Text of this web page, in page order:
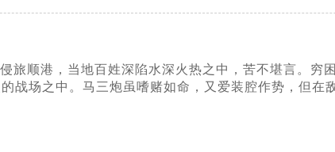
旅顺港，当地百姓深陷水深火热之中，苦不堪言。穷
战场之中。马三炮虽嗜赌如命，又爱装腔作势，但在